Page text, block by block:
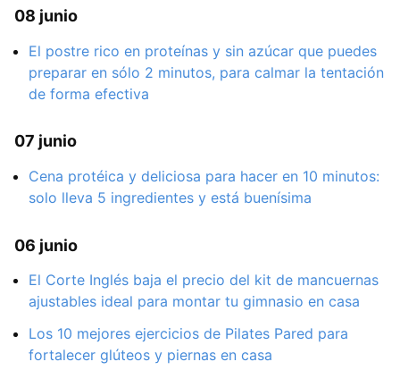
08 junio
El postre rico en proteínas y sin azúcar que puedes
preparar en sólo 2 minutos, para calmar la tentación
de forma efectiva
07 junio
Cena protéica y deliciosa para hacer en 10 minutos:
solo lleva 5 ingredientes y está buenísima
06 junio
El Corte Inglés baja el precio del kit de mancuernas
ajustables ideal para montar tu gimnasio en casa
Los 10 mejores ejercicios de Pilates Pared para
fortalecer glúteos y piernas en casa